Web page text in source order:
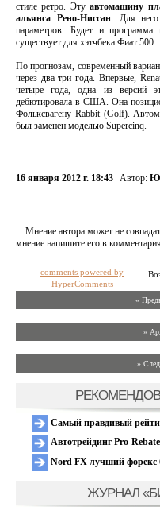
стиле ретро. Этуавтомашину
альянса Рено-Ниссан. Для него
параметров. Будет и программа
существует для хэтчбека Фиат 500.
По прогнозам, современный
через два-три года. Впервые,
четыре года, одна из версий
дебютировала в США. Она
Фольксвагену Rabbit (Golf).
был заменен моделью Supercinq.
16 января 2012 г. 18:43 Автор:
Мнение автора может не
мнение напишите его в
comments powered by
HyperComments
«
»
»
Самый правдивый
Автотрейдинг Pro-
Nord FX лучший форекс
ЖУРНАЛ